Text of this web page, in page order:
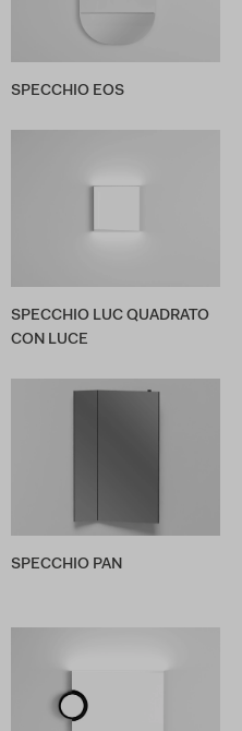
SPECCHIO EOS
SPECCHIO LUC QUADRATO
CON LUCE
SPECCHIO PAN